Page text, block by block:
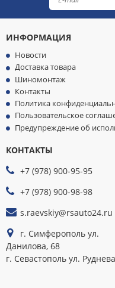
ИНФОРМАЦИЯ
Новости
Доставка товара
Шиномонтаж
Контакты
Политика
Пользовательское
Предупреждение об
КОНТАКТЫ
+7 (978) 900-95-95
+7 (978) 900-98-98
s.raevskiy@rsauto24.ru
г. Симферополь ул.
Данилова, 68
г. Севастополь ул.